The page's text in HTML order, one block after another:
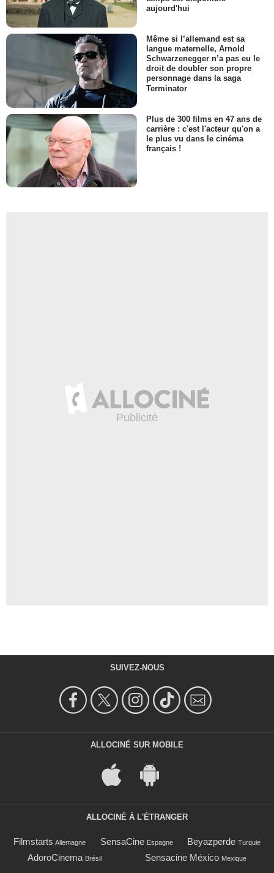
aujourd'hui
Même si l’allemand est sa
langue maternelle, Arnold
Schwarzenegger n’a pas eu le
droit de doubler son propre
personnage dans la saga
Terminator
Plus de 300 films en 47 ans de
carrière : c'est l'acteur qu'on a
le plus vu dans le cinéma
français !
SUIVEZ-NOUS
ALLOCINÉ SUR MOBILE
ALLOCINÉ À L'ÉTRANGER
Filmstarts Allemagne SensaCine Espagne Beyazperde Turquie
AdoroCinema Brésil Sensacine México Mexique